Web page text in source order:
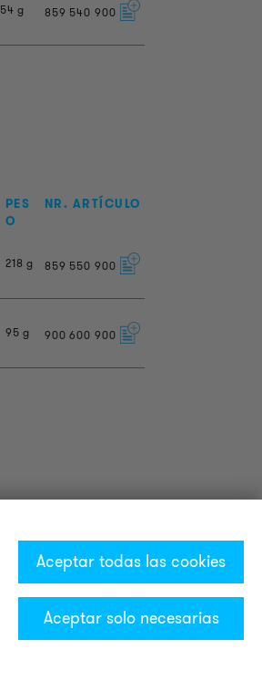
54 g 859 540 900
PES
O
NR. ARTÍCULO
218 g 859 550 900
95 g 900 600 900
Aceptar todas las cookies
Aceptar solo necesarias